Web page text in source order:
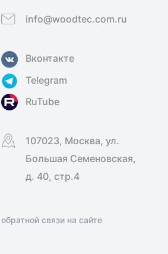
info@woodtec.com.ru
Вконтакте
Telegram
RuTube
107023, Москва, ул.
Большая Семеновская,
д. 40, стр.4
связи на сайте